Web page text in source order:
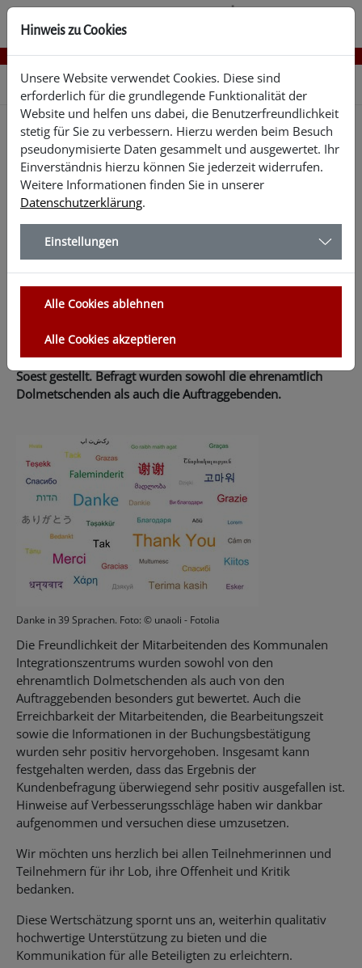
20250117 - Kundenumfrage Dolmetscherpool
Ergebnis Kundenumfrage: Hohe
Zufriedenheit mit dem
Dolmetscherpool
„Wie zufrieden sind Sie mit der Freundlichkeit der
Mitarbeiterinnen und Mitarbeiter des Kommunalen
Integrationszentrums?“ „Wie bewerten Sie die
Jahresende 2024 in einer Kundenbefragung für den
Bereich des ehrenamtlichen Dolmetscherpools des Kreises
Soest gestellt. Befragt wurden sowohl die ehrenamtlich
Dolmetschenden als auch die Auftraggebenden.
Danke in 39 Sprachen. Foto: © unaoli - Fotolia
Die Freundlichkeit der Mitarbeitenden des Kommunalen
Integrationszentrums wurden sowohl von den
ehrenamtlich Dolmetschenden als auch von den
Auftraggebenden besonders gut bewertet. Auch die
Erreichbarkeit der Mitarbeitenden, die Bearbeitungszeit
sowie die Informationen in der Buchungsbestätigung
wurden sehr positiv hervorgehoben. Insgesamt kann
festgehalten werden, dass das Ergebnis der
Kundenbefragung überwiegend sehr positiv ausgefallen ist.
Hinweise auf Verbesserungsschläge haben wir dankbar
aufgenommen und versuchen diese umzusetzen.
Wir möchten uns herzlich bei allen Teilnehmerinnen und
Teilnehmern für ihr Lob, ihre Offenheit und Kritik
bedanken.
Diese Wertschätzung spornt uns an, weiterhin qualitativ
hochwertige Unterstützung zu bieten und die
Kommunikation für alle Beteiligten zu erleichtern.
Hinweis zu Cookies
Unsere Website verwendet Cookies. Diese sind
erforderlich für die grundlegende Funktionalität der
Website und helfen uns dabei, die Benutzerfreundlichkeit
stetig für Sie zu verbessern. Hierzu werden beim Besuch
pseudonymisierte Daten gesammelt und ausgewertet. Ihr
Einverständnis hierzu können Sie jederzeit widerrufen.
Weitere Informationen finden Sie in unserer
Datenschutzerklärung.
Einstellungen
Alle Cookies ablehnen
Alle Cookies akzeptieren